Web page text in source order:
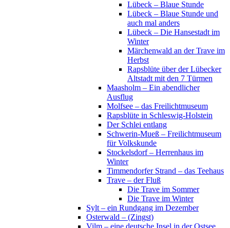
Lübeck – Blaue Stunde
Lübeck – Blaue Stunde und
auch mal anders
Lübeck – Die Hansestadt im
Winter
Märchenwald an der Trave im
Herbst
Rapsblüte über der Lübecker
Altstadt mit den 7 Türmen
Maasholm – Ein abendlicher
Ausflug
Molfsee – das Freilichtmuseum
Rapsblüte in Schleswig-Holstein
Der Schlei entlang
Schwerin-Mueß – Freilichtmuseum
für Volkskunde
Stockelsdorf – Herrenhaus im
Winter
Timmendorfer Strand – das Teehaus
Trave – der Fluß
Die Trave im Sommer
Die Trave im Winter
Sylt – ein Rundgang im Dezember
Osterwald – (Zingst)